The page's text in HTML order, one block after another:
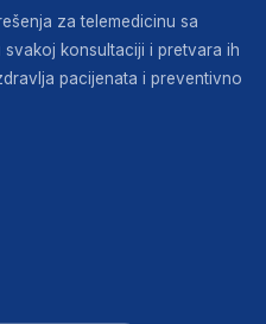
za telemedicinu sa
konsultaciji i pretvara ih
pacijenata i preventivno